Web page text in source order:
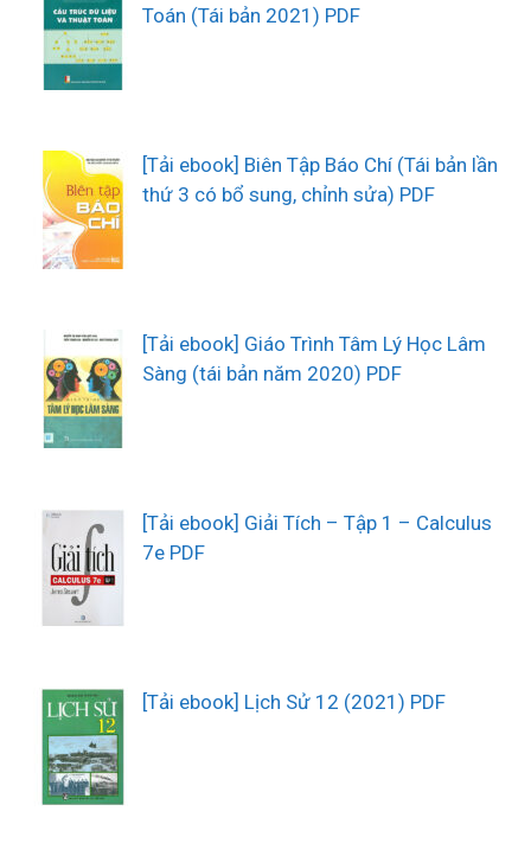
Toán (Tái bản 2021) PDF
[Tải ebook] Biên Tập Báo Chí (Tái bản lần
thứ 3 có bổ sung, chỉnh sửa) PDF
[Tải ebook] Giáo Trình Tâm Lý Học Lâm
Sàng (tái bản năm 2020) PDF
[Tải ebook] Giải Tích – Tập 1 – Calculus
7e PDF
[Tải ebook] Lịch Sử 12 (2021) PDF